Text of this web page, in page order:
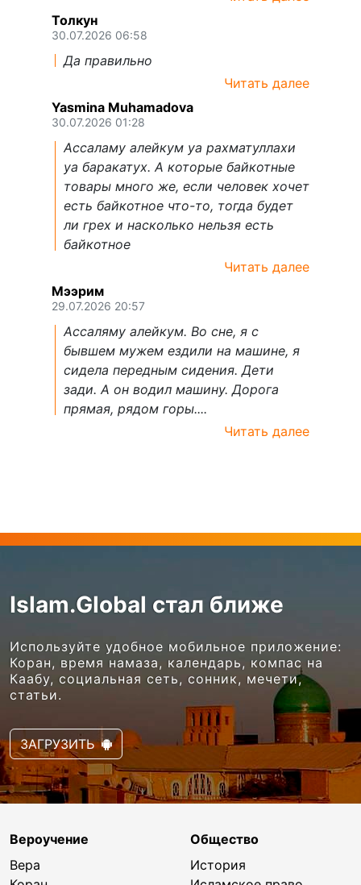
Толкун
30.07.2026 06:58
Да правильно
Читать далее
Yasmina Muhamadova
30.07.2026 01:28
Ассаламу алейкум уа рахматуллахи
уа баракатух. А которые байкотные
товары много же, если человек хочет
есть байкотное что-то, тогда будет
ли грех и насколько нельзя есть
байкотное
Читать далее
Мээрим
29.07.2026 20:57
Ассаляму алейкум. Во сне, я с
бывшем мужем ездили на машине, я
сидела передным сидения. Дети
зади. А он водил машину. Дорога
прямая, рядом горы....
Читать далее
Islam.Global стал ближе
Используйте удобное мобильное приложение:
Коран, время намаза, календарь, компас на
Каабу, социальная сеть, сонник, мечети,
статьи.
ЗАГРУЗИТЬ
Вероучение
Вера
Общество
История